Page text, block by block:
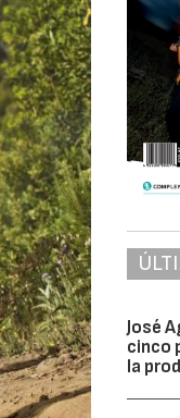
José
cinco
la